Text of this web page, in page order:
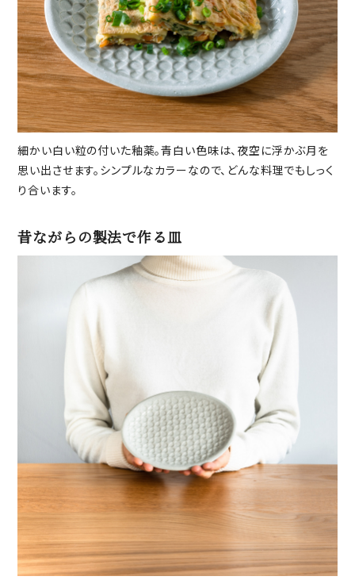
細かい白い粒の付いた釉薬。青白い色味は、夜空に浮かぶ月を
思い出させます。シンプルなカラーなので、どんな料理でもしっく
り合います。
昔ながらの製法で作る皿